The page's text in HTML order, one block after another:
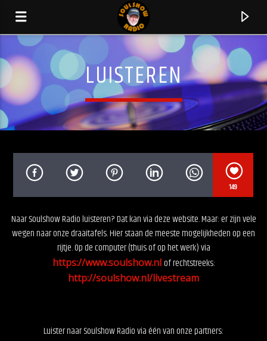
HUIDIG NUMMER
I CAN MAKE YOU FEEL GOOD
LUISTEREN
149
Naar Soulshow Radio luisteren? Dat kan via deze website. Maar: er zijn vele
wegen naar onze draaitafels. Hier staan de meeste mogelijkheden op een
rijtje. Op de computer (thuis of op het werk) via
https://www.soulshow.nl of rechtstreeks:
http://soulshow.nl/livestream
Luister naar Soulshow Radio via één van onze partners: